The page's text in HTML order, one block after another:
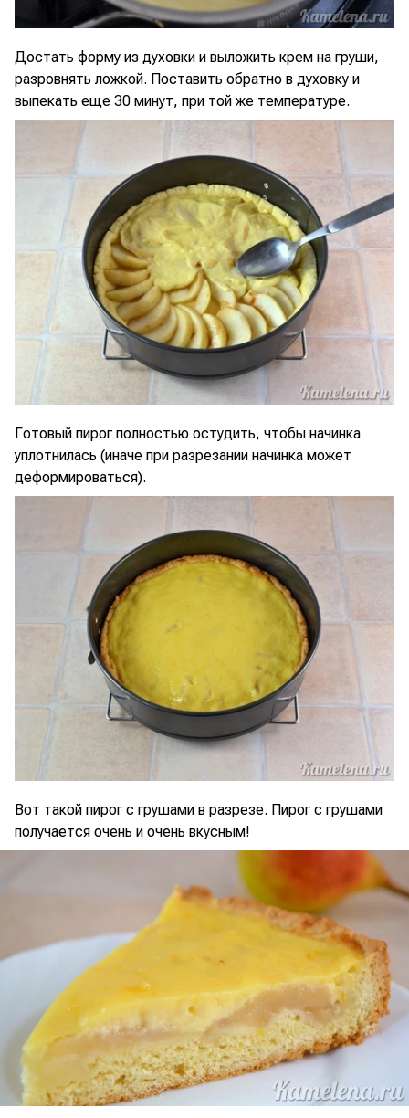
Достать форму из духовки и выложить крем на груши,
разровнять ложкой. Поставить обратно в духовку и
выпекать еще 30 минут, при той же температуре.
Готовый пирог полностью остудить, чтобы начинка
уплотнилась (иначе при разрезании начинка может
деформироваться).
Вот такой пирог с грушами в разрезе. Пирог с грушами
получается очень и очень вкусным!